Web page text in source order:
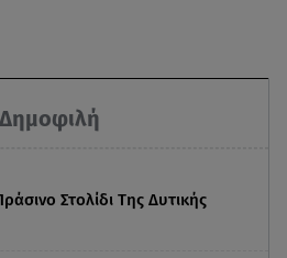
Δημοφιλή
Στολίδι Της Δυτικής